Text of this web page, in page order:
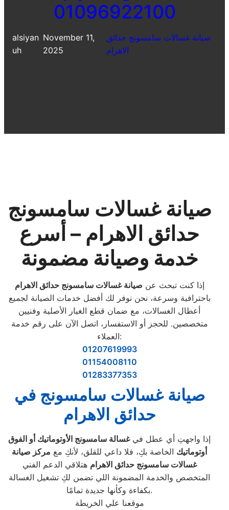
01096922100
alsiyan
uh
November 11,
2025
صيانة غسالات سامسونج حدائق
الاهرام
صيانة غسالات سامسونج
حدائق الاهرام – أسرع
خدمة وصيانة مضمونة
إذا كنت تبحث عن صيانة غسالات سامسونج حدائق الاهرام
باحترافية وسرعة، نحن نوفر لك أفضل خدمات الصيانة لجميع
أعطال الغسالات، مع ضمان قطع الغيار الأصلية وفنيين
متخصصين. للحجز أو الاستفسار، اتصل الآن على رقم خدمة
العملاء:
01207619993
01154008110
01283377353
صيانة غسالات سامسونج في
حدائق الاهرام
إذا واجهتِ أي عطل فيغسالة سامسونج الأوتوماتيك أو الفوق
أوتوماتيك الخاصة بكِ، فلا داعي للقلق، لأنكِ مع مركز صيانة
غسالات سامسونج حدائق الاهرام هتلاقي الدعم الفني
المتخصص والخدمة المضمونة اللي تضمن لكِ تشغيل الغسالة
بكفاءة وكأنها جديدة تمامًا.
موقعنا علي الخريطة